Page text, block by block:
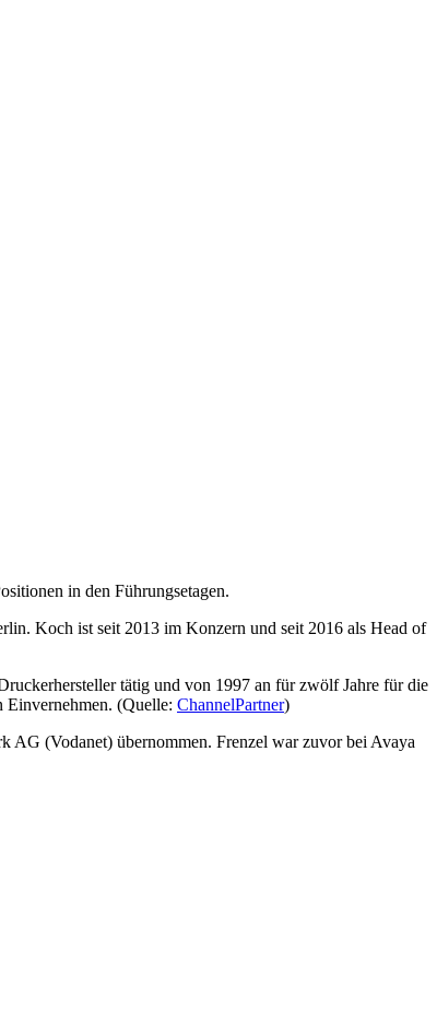
in den Führungsetagen.
Koch ist seit 2013 im Konzern und seit 2016 als Head of
tätig und von 1997 an für zwölf Jahre für die
Einvernehmen. (Quelle: ChannelPartner)
AG (Vodanet) übernommen. Frenzel war zuvor bei Avaya